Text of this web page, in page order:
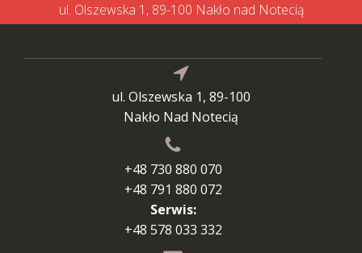
ul. Olszewska 1, 89-100 Nakło nad Notecią
ul. Olszewska 1, 89-100
Nakło Nad Notecią
+48 730 880 070
+48 791 880 072
Serwis:
+48 578 033 332